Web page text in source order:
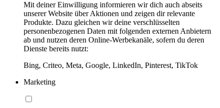
Mit deiner Einwilligung informieren wir dich auch abseits
unserer Website über Aktionen und zeigen dir relevante
Produkte. Dazu gleichen wir deine verschlüsselten
personenbezogenen Daten mit folgenden externen Anbietern
ab und nutzen deren Online-Werbekanäle, sofern du deren
Dienste bereits nutzt:
Bing, Criteo, Meta, Google, LinkedIn, Pinterest, TikTok
Marketing